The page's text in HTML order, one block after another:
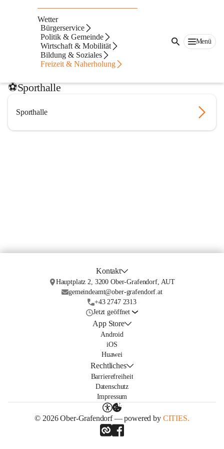
Wetter
Bürgerservice
Politik & Gemeinde
Wirtschaft & Mobilität
Bildung & Soziales
Freizeit & Naherholung
Menü
Sportstätten
🛝Gemeindesportzentrum
Gemeindesportzentrum
⚽️Sporthalle
Sporthalle
Kontakt
Hauptplatz 2, 3200 Ober-Grafendorf, AUT
gemeindeamt@ober-grafendorf.at
+43 2747 2313
Jetzt geöffnet
App Store
Android
iOS
Huawei
Rechtliches
Barrierefreiheit
Datenschutz
Impressum
© 2026 Ober-Grafendorf — powered by CITIES.